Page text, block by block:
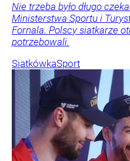
Nie trzeba było długo
Ministerstwa Sportu i
Fornala. Polscy siatkarze
potrzebowali.
SiatkówkaSport